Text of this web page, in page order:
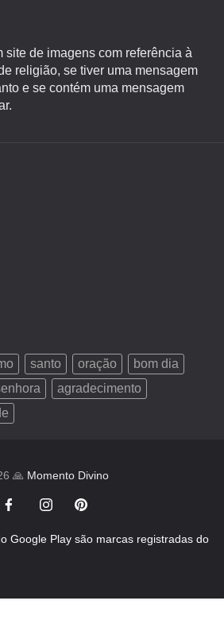
site de imagens com referência à
religião, se tiver uma mensagem
e se contém uma mensagem
santo oração
bom dia
agradecimento
🙏 Momento Divino
Google Play são marcas registradas do